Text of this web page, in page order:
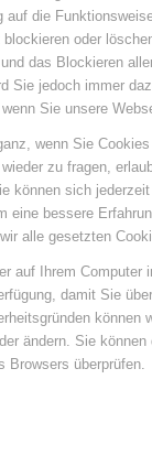
die
oder
das Blockieren
Sie jedoch immer
Sie unsere
wenn Sie
zu fragen,
können sich
eine bessere
alle gesetzten
auf Ihrem Computer
damit Sie
können
ändern. Sie können
Browsers überprüfen.